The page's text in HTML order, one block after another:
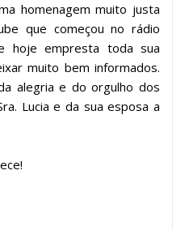
homenagem muito justa
que começou no rádio
hoje empresta toda sua
muito bem informados.
alegria e do orgulho dos
Lucia e da sua esposa a